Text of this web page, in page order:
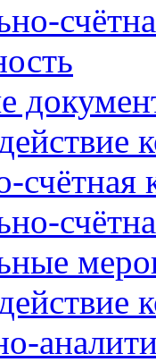
счётная